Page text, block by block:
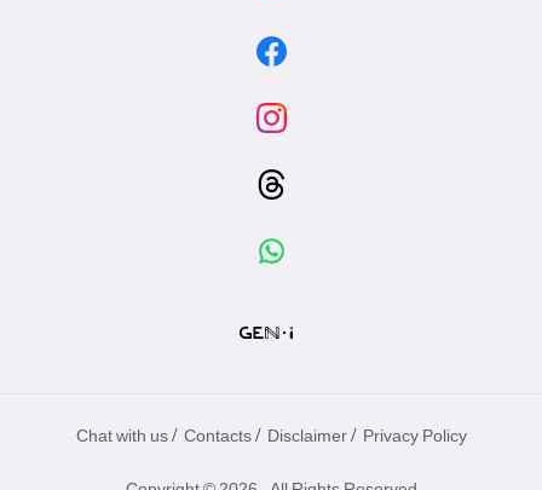
Chat with us / Contacts / Disclaimer / Privacy Policy